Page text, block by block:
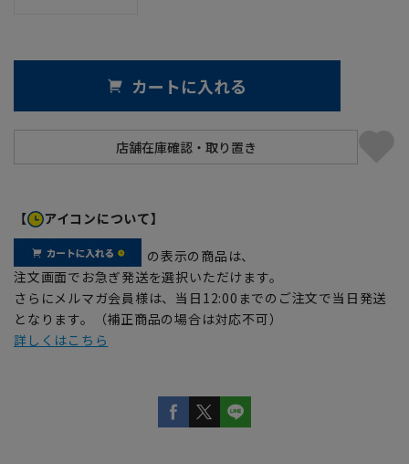
カートに入れる
【 アイコンについて】
の表示の商品は、
注文画面でお急ぎ発送を選択いただけます。
さらにメルマガ会員様は、当日12:00までのご注文で当日発送
となります。（補正商品の場合は対応不可）
詳しくはこちら